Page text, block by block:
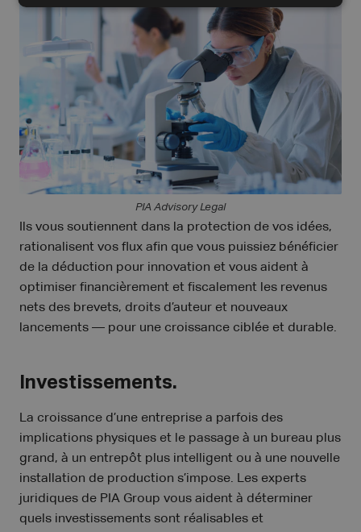
PIA Advisory Legal
Ils vous soutiennent dans la protection de vos idées,
rationalisent vos flux afin que vous puissiez bénéficier
de la déduction pour innovation et vous aident à
optimiser financièrement et fiscalement les revenus
nets des brevets, droits d’auteur et nouveaux
lancements — pour une croissance ciblée et durable.
Investissements.
La croissance d’une entreprise a parfois des
implications physiques et le passage à un bureau plus
grand, à un entrepôt plus intelligent ou à une nouvelle
installation de production s’impose. Les experts
juridiques de PIA Group vous aident à déterminer
quels investissements sont réalisables et